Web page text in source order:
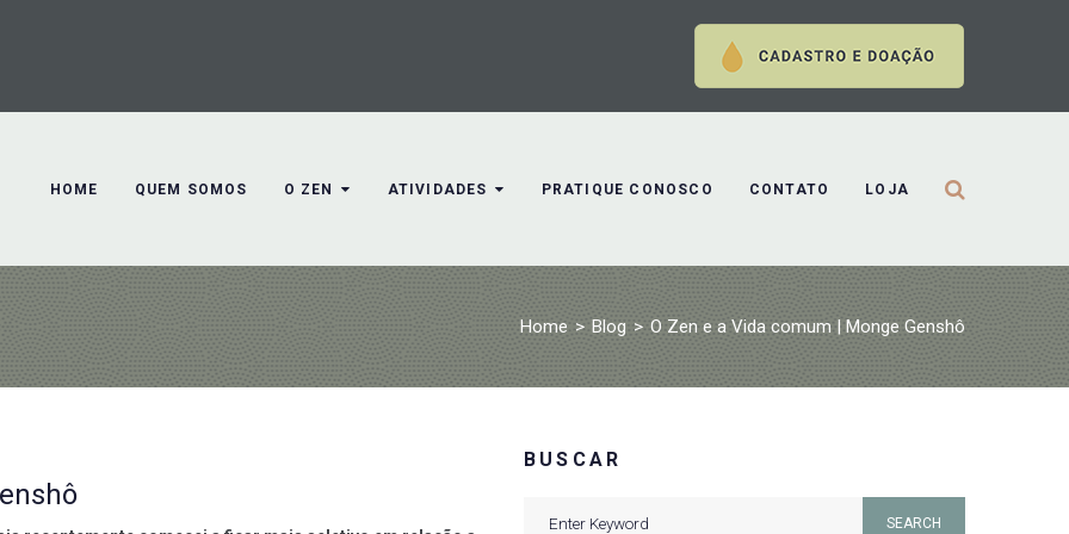
HOME QUEM SOMOS O ZEN ATIVIDADES PRATIQUE CONOSCO CONTATO LOJA
Home > Blog > O Zen e a Vida comum | Monge Genshô
BUSCAR
SEARCH